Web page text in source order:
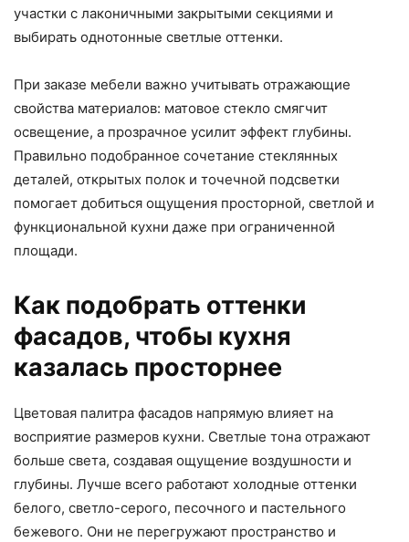
участки с лаконичными закрытыми секциями и
выбирать однотонные светлые оттенки.
При заказе мебели важно учитывать отражающие
свойства материалов: матовое стекло смягчит
освещение, а прозрачное усилит эффект глубины.
Правильно подобранное сочетание стеклянных
деталей, открытых полок и точечной подсветки
помогает добиться ощущения просторной, светлой и
функциональной кухни даже при ограниченной
площади.
Как подобрать оттенки
фасадов, чтобы кухня
казалась просторнее
Цветовая палитра фасадов напрямую влияет на
восприятие размеров кухни. Светлые тона отражают
больше света, создавая ощущение воздушности и
глубины. Лучше всего работают холодные оттенки
белого, светло-серого, песочного и пастельного
бежевого. Они не перегружают пространство и